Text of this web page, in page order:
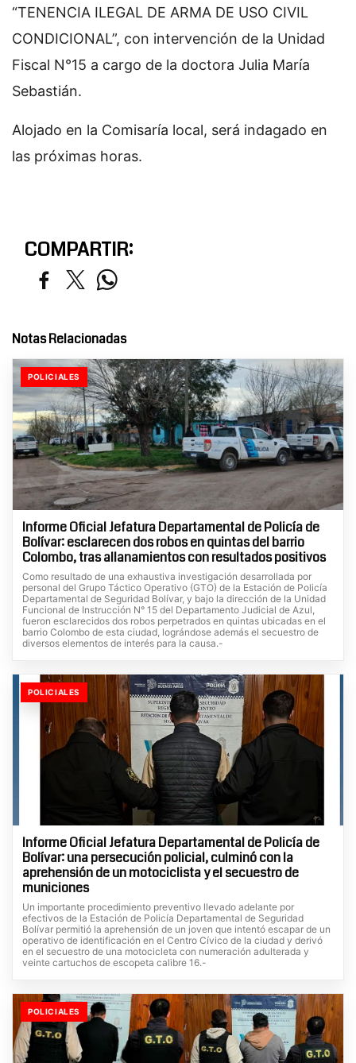
“TENENCIA ILEGAL DE ARMA DE USO CIVIL
CONDICIONAL”, con intervención de la Unidad
Fiscal N°15 a cargo de la doctora Julia María
Sebastián.
Alojado en la Comisaría local, será indagado en
las próximas horas.
COMPARTIR:
Notas Relacionadas
POLICIALES
Informe Oficial Jefatura Departamental de Policía de
Bolívar: esclarecen dos robos en quintas del barrio
Colombo, tras allanamientos con resultados positivos
Como resultado de una exhaustiva investigación desarrollada por
personal del Grupo Táctico Operativo (GTO) de la Estación de Policía
Departamental de Seguridad Bolívar, y bajo la dirección de la Unidad
Funcional de Instrucción N° 15 del Departamento Judicial de Azul,
fueron esclarecidos dos robos perpetrados en quintas ubicadas en el
barrio Colombo de esta ciudad, lográndose además el secuestro de
diversos elementos de interés para la causa.-
POLICIALES
Informe Oficial Jefatura Departamental de Policía de
Bolívar: una persecución policial, culminó con la
aprehensión de un motociclista y el secuestro de
municiones
Un importante procedimiento preventivo llevado adelante por
efectivos de la Estación de Policía Departamental de Seguridad
Bolívar permitió la aprehensión de un joven que intentó escapar de un
operativo de identificación en el Centro Cívico de la ciudad y derivó
en el secuestro de una motocicleta con numeración adulterada y
veinte cartuchos de escopeta calibre 16.-
POLICIALES